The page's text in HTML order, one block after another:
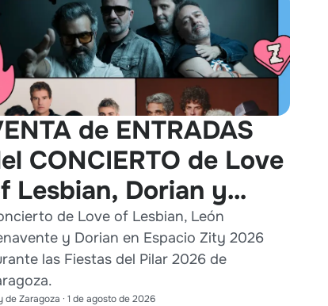
de ENTRADAS
CONCIERTO de Love
Lesbian, Dorian y
Benavente en
2026
de Love of Lesbian, León
y Dorian en Espacio Zity 2026
las Fiestas del Pilar 2026 de
de Zaragoza · 1 de agosto de 2026